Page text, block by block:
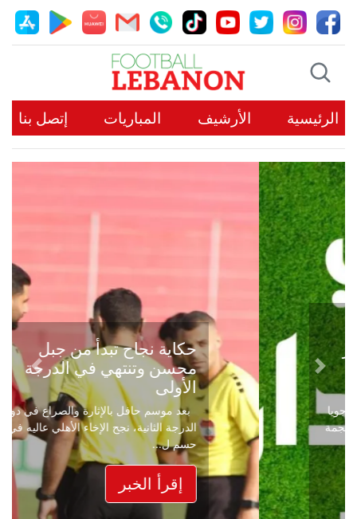
الرئيسية الأرشيف المباريات إتصل بنا
حكاية نجاح تبدأ من جبل
محسن وتنتهي في الدرجة
الأولى
بعد موسم حافل بالإثارة والصراع في دوري
الدرجة الثانية، نجح الإخاء الأهلي عاليه في
حسم ل...
إقرأ الخبر
Previous
Next